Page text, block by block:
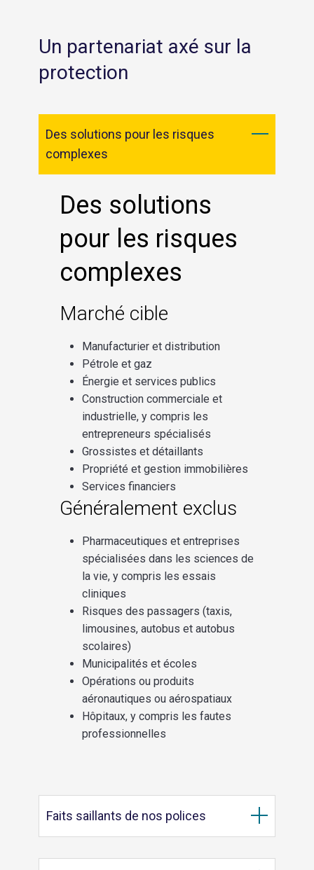
Un partenariat axé sur la
protection
Des solutions pour les risques
complexes
Des solutions
pour les risques
complexes
Marché cible
Manufacturier et distribution
Pétrole et gaz
Énergie et services publics
Construction commerciale et
industrielle, y compris les
entrepreneurs spécialisés
Grossistes et détaillants
Propriété et gestion immobilières
Services financiers
Généralement exclus
Pharmaceutiques et entreprises
spécialisées dans les sciences de
la vie, y compris les essais
cliniques
Risques des passagers (taxis,
limousines, autobus et autobus
scolaires)
Municipalités et écoles
Opérations ou produits
aéronautiques ou aérospatiaux
Hôpitaux, y compris les fautes
professionnelles
Faits saillants de nos polices